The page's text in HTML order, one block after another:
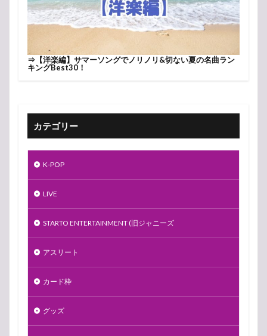
⇒ 【洋楽編】サマーソングでノリノリ&切ない夏の名曲ラン
キングBest30！
カテゴリー
K-POP
LIVE
STARTO ENTERTAINMENT (旧ジャニーズ
アスリート
カード枠
グッズ